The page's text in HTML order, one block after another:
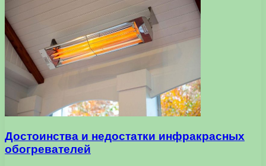
Достоинства и недостатки инфракрасных
обогревателей